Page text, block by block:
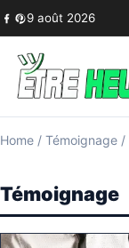
Skip to content
9 août 2026
Home / Témoignage /
Témoignage